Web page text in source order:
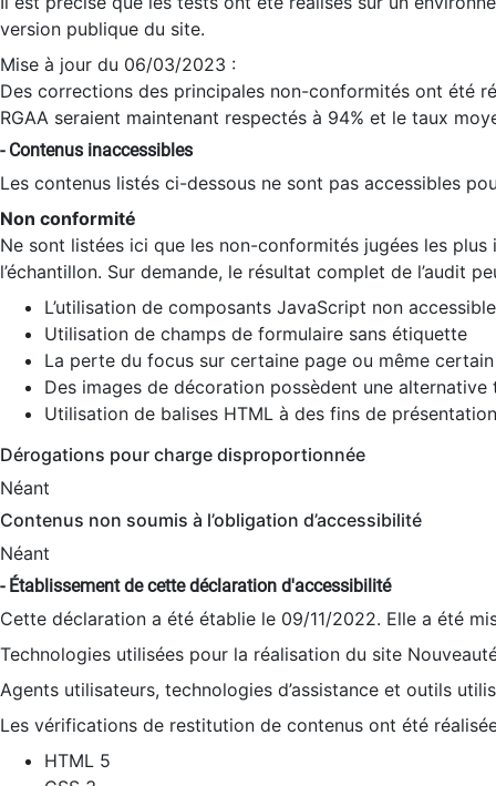
version publique du site.
Mise à jour du 06/03/2023 :
Des corrections des principales non-conformités ont été
RGAA seraient maintenant respectés à 94% et le taux
- Contenus inaccessibles
Les contenus listés ci-dessous ne sont pas accessibles
Non conformité
Ne sont listées ici que les non-conformités jugées les
l’échantillon. Sur demande, le résultat complet de l’audit
L’utilisation de composants JavaScript non
Utilisation de champs de formulaire sans étiquette
La perte du focus sur certaine page ou même
Des images de décoration possèdent une alternative
Utilisation de balises HTML à des fins de
Dérogations pour charge disproportionnée
Néant
Contenus non soumis à l’obligation d’accessibilité
Néant
- Établissement de cette déclaration d'accessibilité
Cette déclaration a été établie le 09/11/2022. Elle a été
Technologies utilisées pour la réalisation du site
Agents utilisateurs, technologies d’assistance et outils
Les vérifications de restitution de contenus ont été
HTML 5